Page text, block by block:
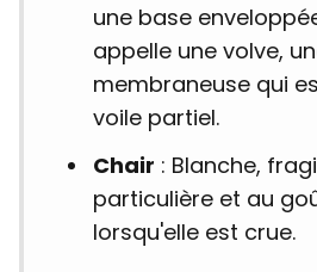
une base
appelle une volve,
membraneuse qui
voile partiel.
Chair : Blanche,
particulière et au
lorsqu'elle est crue.